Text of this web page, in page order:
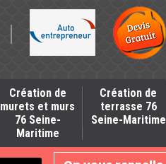
Création de
murets et murs
76 Seine-
Maritime
Création de
terrasse 76
Seine-Maritime